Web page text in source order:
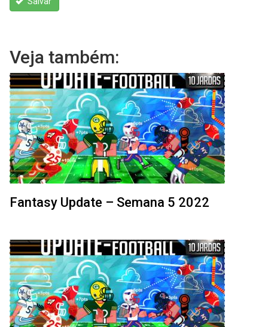
Veja também:
Fantasy Update – Semana 5 2022